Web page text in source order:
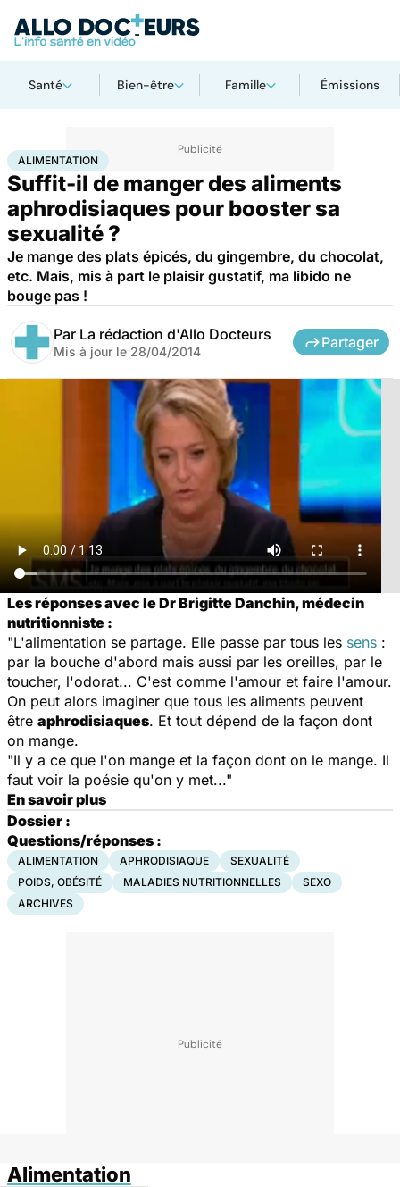
Santé Bien-être Famille Émissions
AccueilBien-être Sexo Alimentation
ALIMENTATION
Suffit-il de manger des aliments
aphrodisiaques pour booster sa
sexualité ?
Je mange des plats épicés, du gingembre, du chocolat,
etc. Mais, mis à part le plaisir gustatif, ma libido ne
bouge pas !
Par La rédaction d'Allo Docteurs
Mis à jour le 28/04/2014
Partager
Les réponses avec le Dr Brigitte Danchin, médecin
nutritionniste :
"L'alimentation se partage. Elle passe par tous les sens :
par la bouche d'abord mais aussi par les oreilles, par le
toucher, l'odorat... C'est comme l'amour et faire l'amour.
On peut alors imaginer que tous les aliments peuvent
être aphrodisiaques. Et tout dépend de la façon dont
on mange.
"Il y a ce que l'on mange et la façon dont on le mange. Il
faut voir la poésie qu'on y met..."
En savoir plus
Dossier :
Questions/réponses :
ALIMENTATION APHRODISIAQUE
SEXUALITÉ
POIDS, OBÉSITÉ
MALADIES NUTRITIONNELLES
SEXO
ARCHIVES
Alimentation